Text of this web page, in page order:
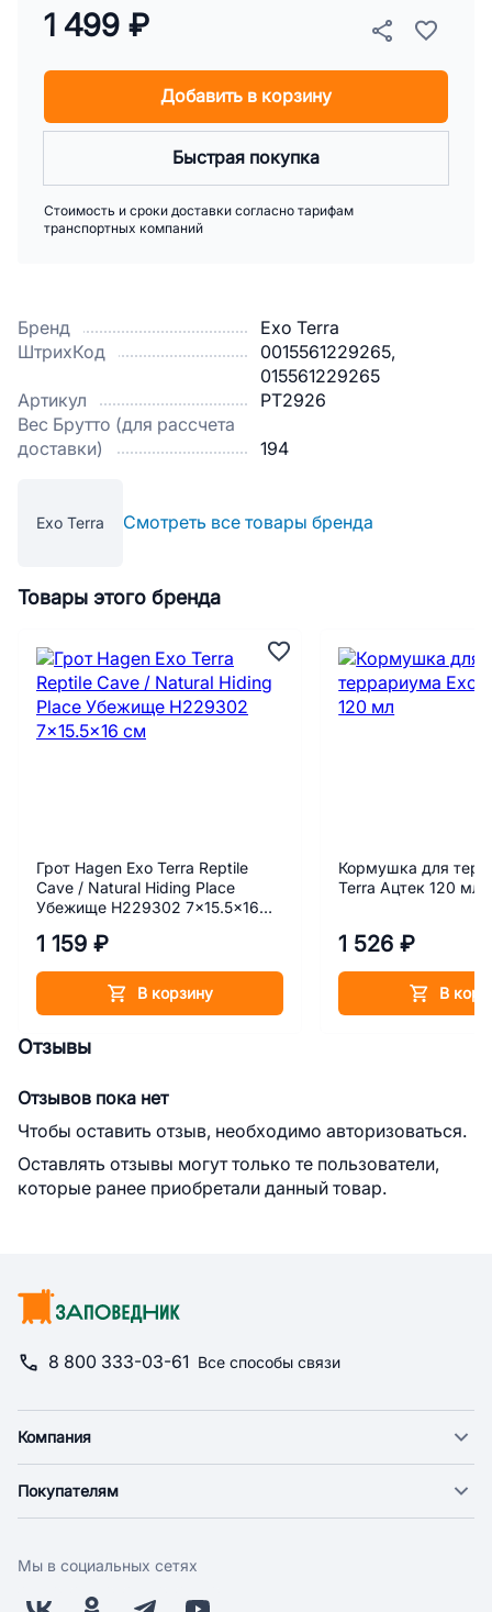
Бренд
Exo Terra
ШтрихКод
0015561229265,
015561229265
Артикул
PT2926
Вес Брутто (для рассчета
доставки)
194
Exo Terra Смотреть все товары бренда
1 499 ₽
Добавить в корзину
Быстрая покупка
Стоимость и сроки доставки согласно тарифам
транспортных компаний
Товары этого бренда
Грот Hagen Exo Terra Reptile
Cave / Natural Hiding Place
Убежище H229302 7x15.5x16
1 159 ₽
В корзину
Кормушка для
Terra Ацтек 120 мл
1 526 ₽
В
Отзывы
Отзывов пока нет
Чтобы оставить отзыв, необходимо авторизоваться.
Оставлять отзывы могут только те пользователи,
которые ранее приобретали данный товар.
8 800 333-03-61 Все способы связи
Компания
Новости
Поставщикам
Покупателям
Оплата
Мы в социальных сетях